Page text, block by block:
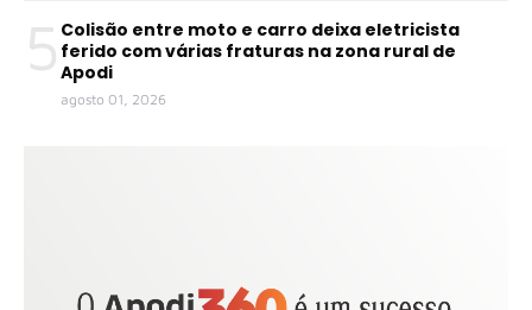
5 Colisão entre moto e carro deixa eletricista
ferido com várias fraturas na zona rural de
Apodi
agosto 01, 2026